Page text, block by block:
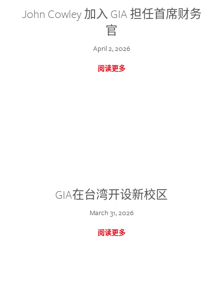
John Cowley 加入 GIA 担任首席财务
官
April 2, 2026
阅读更多
GIA在台湾开设新校区
March 31, 2026
阅读更多